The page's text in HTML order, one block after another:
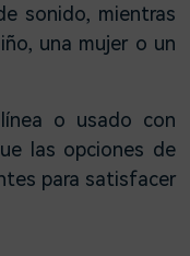
sonido, mientras
una mujer o un
o usado con
las opciones de
para satisfacer